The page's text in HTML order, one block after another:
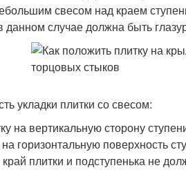
свесом над краем
данном случае должна быть
укладки плитки со свесом:
на вертикальную сторону
горизонтальную поверхность
плитки и подступенька не